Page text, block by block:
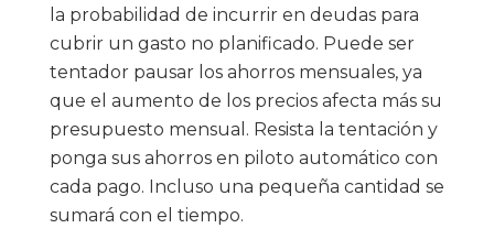
la probabilidad de incurrir en deudas para
cubrir un gasto no planificado. Puede ser
tentador pausar los ahorros mensuales, ya
que el aumento de los precios afecta más su
presupuesto mensual. Resista la tentación y
ponga sus ahorros en piloto automático con
cada pago. Incluso una pequeña cantidad se
sumará con el tiempo.